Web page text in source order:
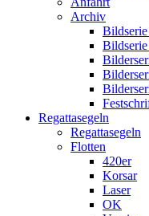
Archiv
Regattasegeln
Regattasegeln
Flotten
420er
Korsar
Laser
OK